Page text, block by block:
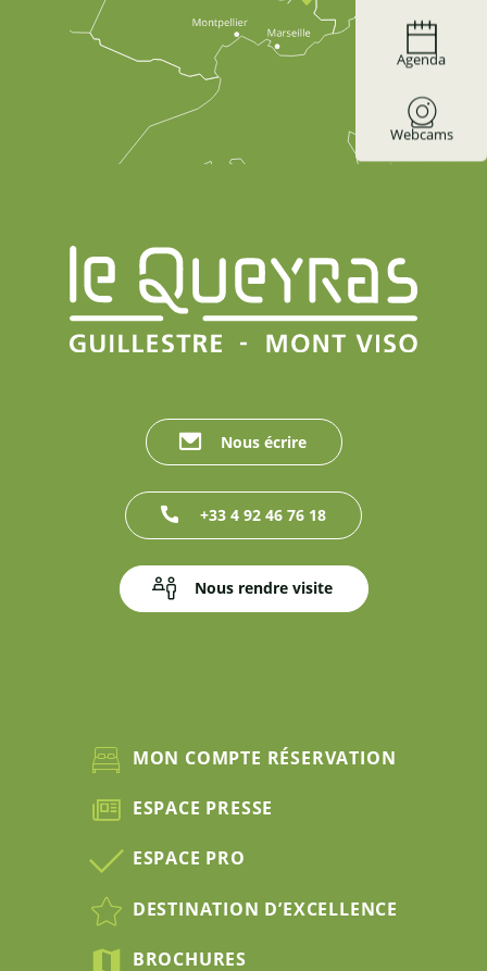
Agenda
Webcams
Nous écrire
+33 4 92 46 76 18
Nous rendre visite
MON COMPTE RÉSERVATION
ESPACE PRESSE
ESPACE PRO
DESTINATION D’EXCELLENCE
BROCHURES